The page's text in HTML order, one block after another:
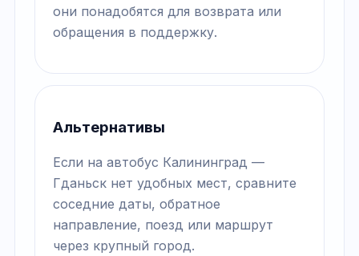
они понадобятся для возврата или
обращения в поддержку.
Альтернативы
Если на автобус Калининград —
Гданьск нет удобных мест, сравните
соседние даты, обратное
направление, поезд или маршрут
через крупный город.